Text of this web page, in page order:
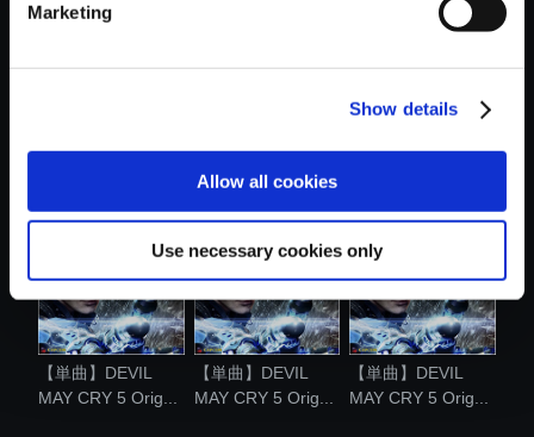
Marketing
Show details
Allow all cookies
Use necessary cookies only
【単曲】DEVIL
MAY CRY 5 Orig...
【単曲】DEVIL
MAY CRY 5 Orig...
【単曲】DEVIL
MAY CRY 5 Orig...